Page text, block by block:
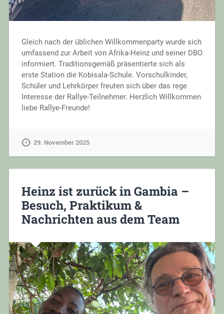
Gleich nach der üblichen Willkommenparty wurde sich
umfassend zur Arbeit von Afrika-Heinz und seiner DBO
informiert. Traditionsgemäß präsentierte sich als
erste Station die Kobisala-Schule. Vorschulkinder,
Schüler und Lehrkörper freuten sich über das rege
Interesse der Rallye-Teilnehmer. Herzlich Willkommen
liebe Rallye-Freunde!
29. November 2025
Heinz ist zurück in Gambia –
Besuch, Praktikum &
Nachrichten aus dem Team